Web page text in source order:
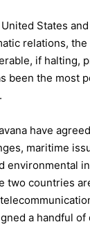
States
relations,
if halting,
been the most
have
maritime
environmental
two countries
a handful